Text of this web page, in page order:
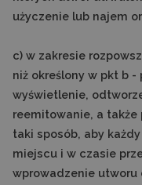
użyczenie lub najem
c) w zakresie
niż określony w pkt b
wyświetlenie,
reemitowanie, a
taki sposób, aby
miejscu i w czasie
wprowadzenie